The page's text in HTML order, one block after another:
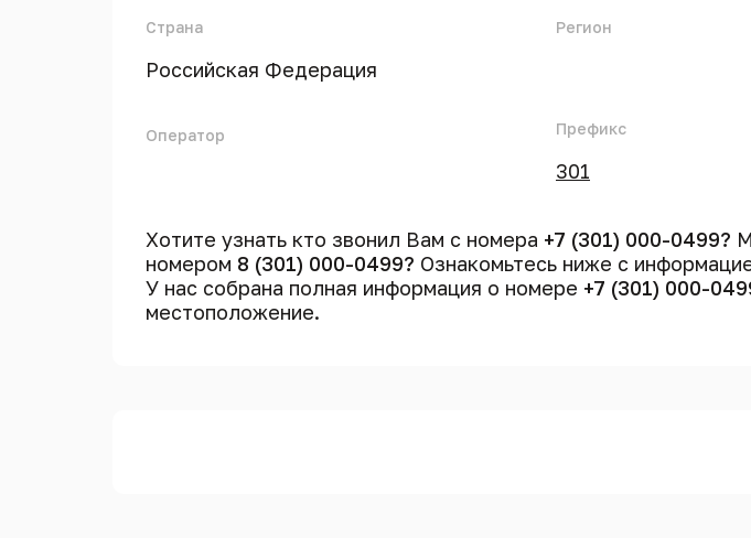
Страна
Российская Федерация
Оператор
Регион
Префикс
301
Хотите узнать кто звонил Вам с номера +7 (301) 000-0499?
номером 8 (301) 000-0499? Ознакомьтесь ниже с
У нас собрана полная информация о номере +7 (301) 000-
местоположение.